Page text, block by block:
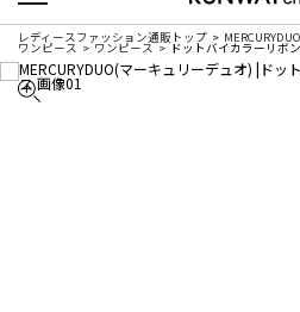
レディースファッション通販トップ
ワンピース ワンピース ドットバイカラーリボ